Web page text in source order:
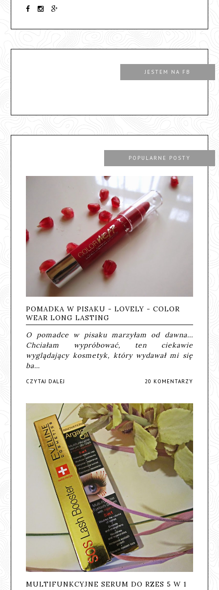
JESTEM NA FB
POPULARNE POSTY
POMADKA W PISAKU - LOVELY - COLOR
WEAR LONG LASTING
O pomadce w pisaku marzyłam od dawna...
Chciałam wypróbować, ten ciekawie
wyglądający kosmetyk, który wydawał mi się
ba…
CZYTAJ DALEJ 20 KOMENTARZY
MULTIFUNKCYJNE SERUM DO RZES 5 W 1